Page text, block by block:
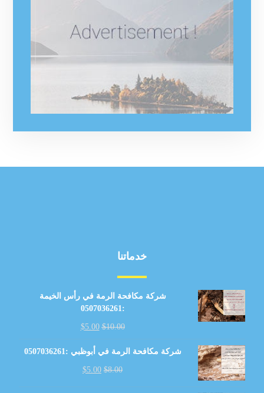
خدماتنا
شركة مكافحة الرمة في رأس الخيمة
:0507036261
$10.00
$5.00
شركة مكافحة الرمة في أبوظبي :0507036261
$8.00
$5.00